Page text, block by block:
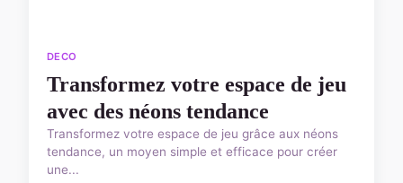
DECO
Transformez votre espace de jeu
avec des néons tendance
Transformez votre espace de jeu grâce aux néons
tendance, un moyen simple et efficace pour créer
une...